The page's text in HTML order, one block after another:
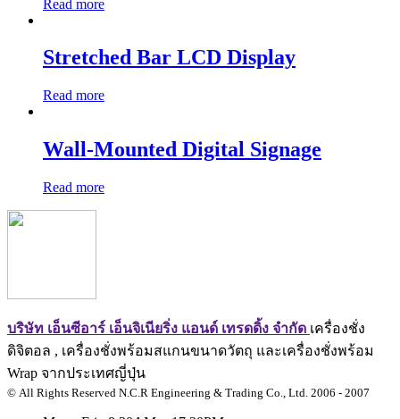
Read more
Stretched Bar LCD Display
Read more
Wall-Mounted Digital Signage
Read more
บริษัท เอ็นซีอาร์ เอ็นจิเนียริ่ง แอนด์ เทรดดิ้ง จำกัด เครื่องชั่ง
ดิจิตอล , เครื่องชั่งพร้อมสแกนขนาดวัตถุ และเครื่องชั่งพร้อม
Wrap จากประเทศญี่ปุ่น
© All Rights Reserved N.C.R Engineering & Trading Co., Ltd. 2006 - 2007